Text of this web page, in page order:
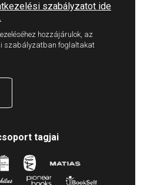
szabályzatot ide
hozzájárulok, az
foglaltakat
tagjai